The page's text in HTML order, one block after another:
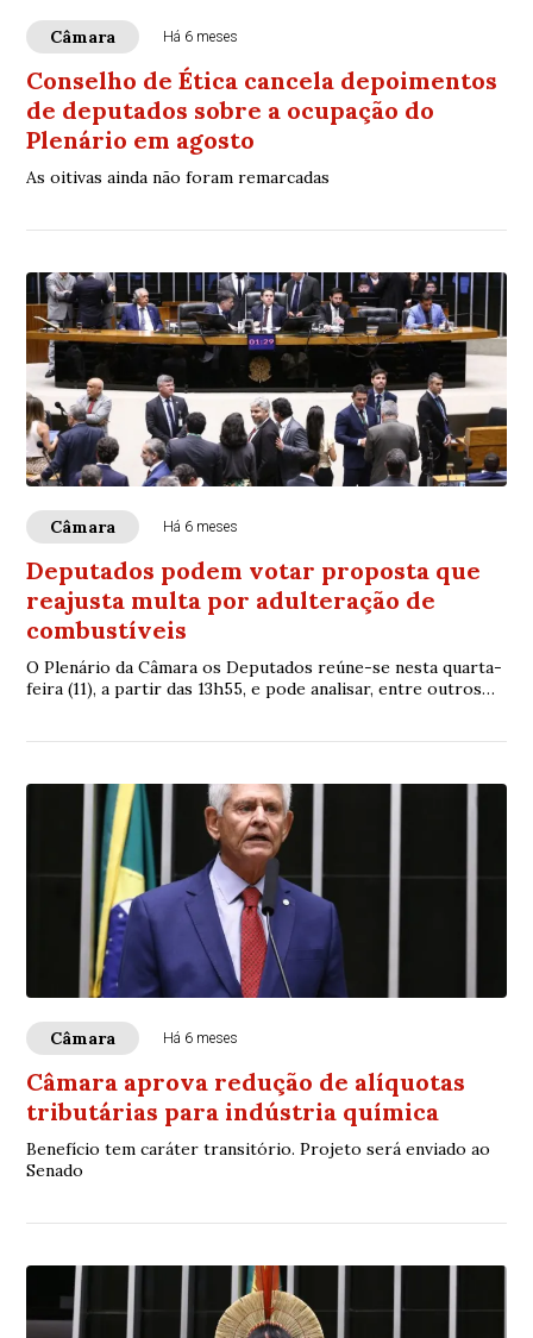
Câmara Há 6 meses
Conselho de Ética cancela depoimentos
de deputados sobre a ocupação do
Plenário em agosto
As oitivas ainda não foram remarcadas
Câmara Há 6 meses
Deputados podem votar proposta que
reajusta multa por adulteração de
combustíveis
O Plenário da Câmara os Deputados reúne-se nesta quarta-
feira (11), a partir das 13h55, e pode analisar, entre outros
Câmara Há 6 meses
Câmara aprova redução de alíquotas
tributárias para indústria química
Benefício tem caráter transitório. Projeto será enviado ao
Senado